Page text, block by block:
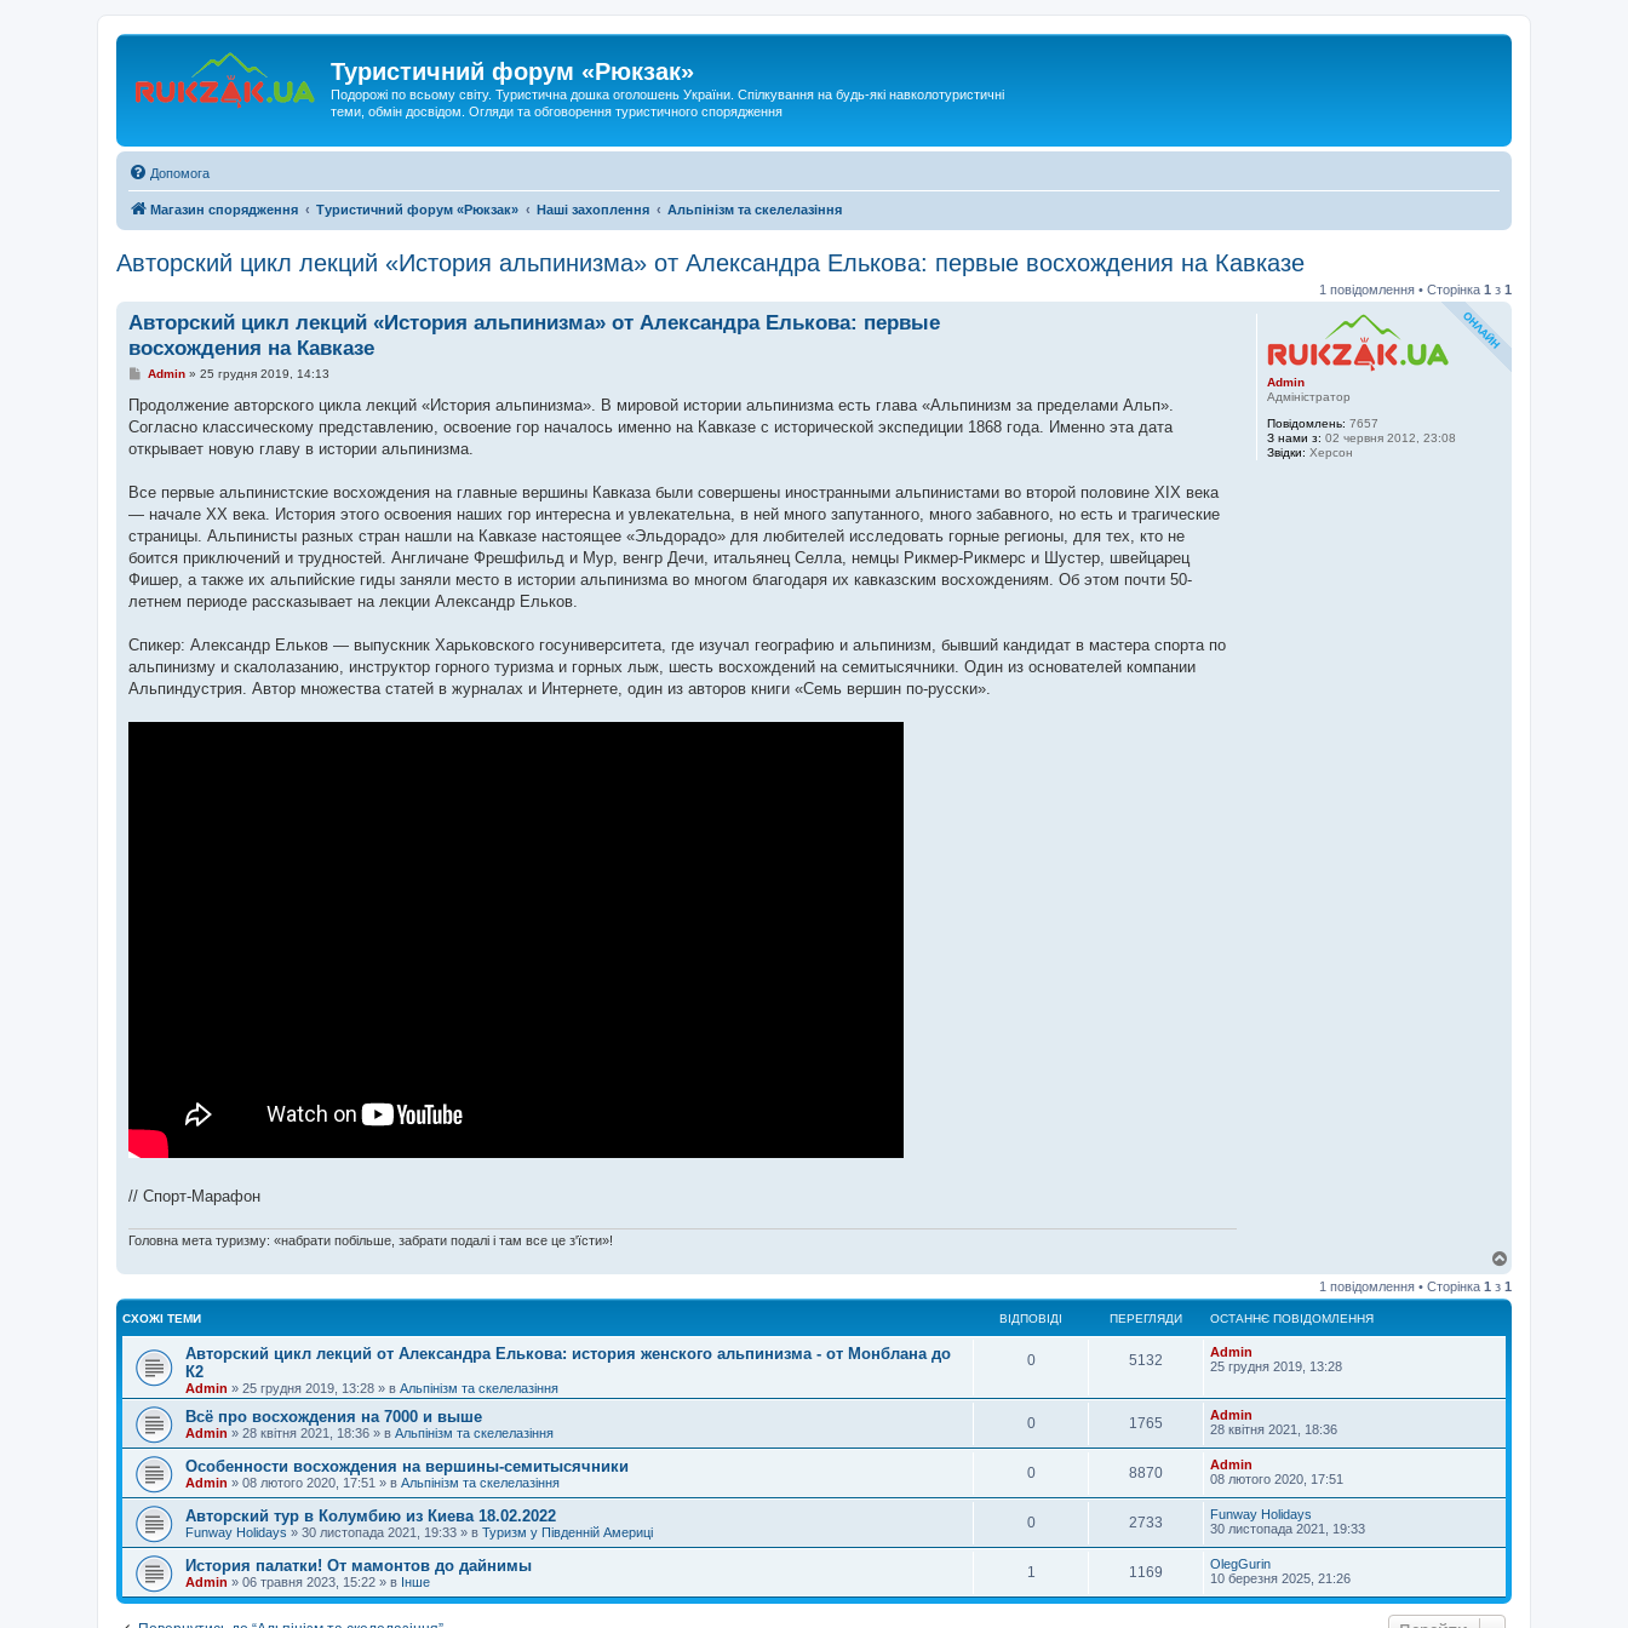
Туристичний форум «Рюкзак»
Подорожі по всьому світу. Туристична дошка оголошень України. Спілкування на будь-які навколотуристичні
теми, обмін досвідом. Огляди та обговорення туристичного спорядження
Допомога
Магазин спорядження Туристичний форум «Рюкзак» Наші захоплення Альпінізм та скелелазіння
Авторский цикл лекций «История альпинизма» от Александра Елькова: первые восхождения на Кавказе
1 повідомлення • Сторінка 1 з 1
Admin
Адміністратор
Повідомлень: 7657
З нами з: 02 червня 2012, 23:08
Звідки: Херсон
Авторский цикл лекций «История альпинизма» от Александра Елькова: первые
восхождения на Кавказе
П
в
д
о
е
н
я
Admin» 25 грудня 2019, 14:13
Продолжение авторского цикла лекций «История альпинизма». В мировой истории альпинизма есть глава «Альпинизм за пределами Альп».
Согласно классическому представлению, освоение гор началось именно на Кавказе с исторической экспедиции 1868 года. Именно эта дата
открывает новую главу в истории альпинизма.
Все первые альпинистские восхождения на главные вершины Кавказа были совершены иностранными альпинистами во второй половине XIX века
— начале ХХ века. История этого освоения наших гор интересна и увлекательна, в ней много запутанного, много забавного, но есть и трагические
страницы. Альпинисты разных стран нашли на Кавказе настоящее «Эльдорадо» для любителей исследовать горные регионы, для тех, кто не
боится приключений и трудностей. Англичане Фрешфильд и Мур, венгр Дечи, итальянец Селла, немцы Рикмер-Рикмерс и Шустер, швейцарец
Фишер, а также их альпийские гиды заняли место в истории альпинизма во многом благодаря их кавказским восхождениям. Об этом почти 50-
летнем периоде рассказывает на лекции Александр Ельков.
Спикер: Александр Ельков — выпускник Харьковского госуниверситета, где изучал географию и альпинизм, бывший кандидат в мастера спорта по
альпинизму и скалолазанию, инструктор горного туризма и горных лыж, шесть восхождений на семитысячники. Один из основателей компании
Альпиндустрия. Автор множества статей в журналах и Интернете, один из авторов книги «Семь вершин по-русски».
// Спорт-Марафон
Головна мета туризму: «набрати побільше, забрати подалі і там все це з'їсти»!
г
о
1 повідомлення • Сторінка 1 з 1
СХОЖІ ТЕМИ ВІДПОВІДІ ПЕРЕГЛЯДИ ОСТАННЄ ПОВІДОМЛЕННЯ
Авторский цикл лекций от Александра Елькова: история женского альпинизма - от Монблана до
К2
Admin » 25 грудня 2019, 13:28 » в Альпінізм та скелелазіння
0 5132
Admin
25 грудня 2019, 13:28
Всё про восхождения на 7000 и выше
Admin » 28 квітня 2021, 18:36 » в Альпінізм та скелелазіння
0 1765
Admin
28 квітня 2021, 18:36
Особенности восхождения на вершины-семитысячники
Admin » 08 лютого 2020, 17:51 » в Альпінізм та скелелазіння
0 8870
Admin
08 лютого 2020, 17:51
Авторский тур в Колумбию из Киева 18.02.2022
Funway Holidays » 30 листопада 2021, 19:33 » в Туризм у Південній Америці
0 2733
Funway Holidays
30 листопада 2021, 19:33
История палатки! От мамонтов до дайнимы
Admin » 06 травня 2023, 15:22 » в Інше
1 1169
OlegGurin
10 березня 2025, 21:26